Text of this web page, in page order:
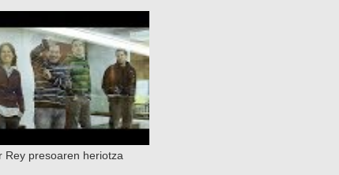
Rey presoaren heriotza